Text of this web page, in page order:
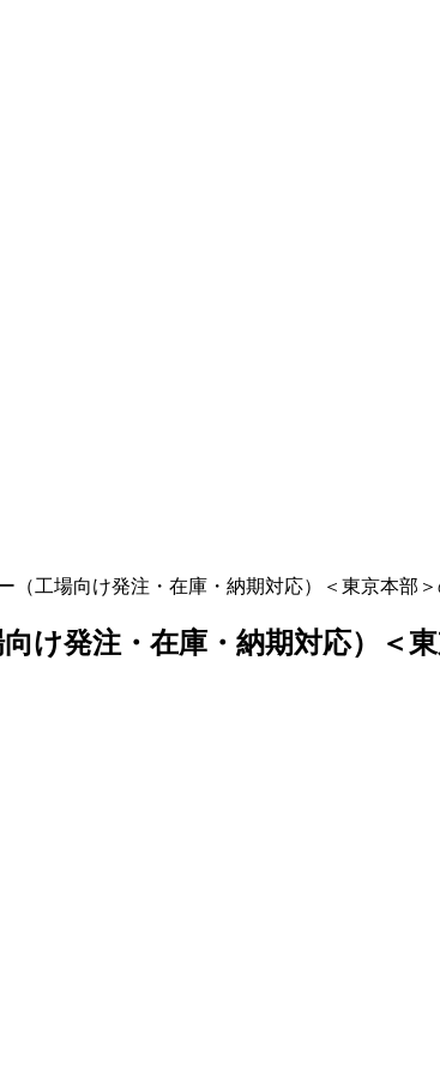
工場向け発注・在庫・納期対応）＜東京本部
発注・在庫・納期対応）＜東